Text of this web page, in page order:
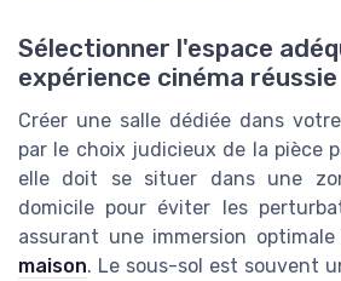
Sélectionner l'espace
expérience cinéma réussie
Créer une salle dédiée dans
par le choix judicieux de la pièce
elle doit se situer dans une
domicile pour éviter les
assurant une immersion
maison. Le sous-sol est souvent